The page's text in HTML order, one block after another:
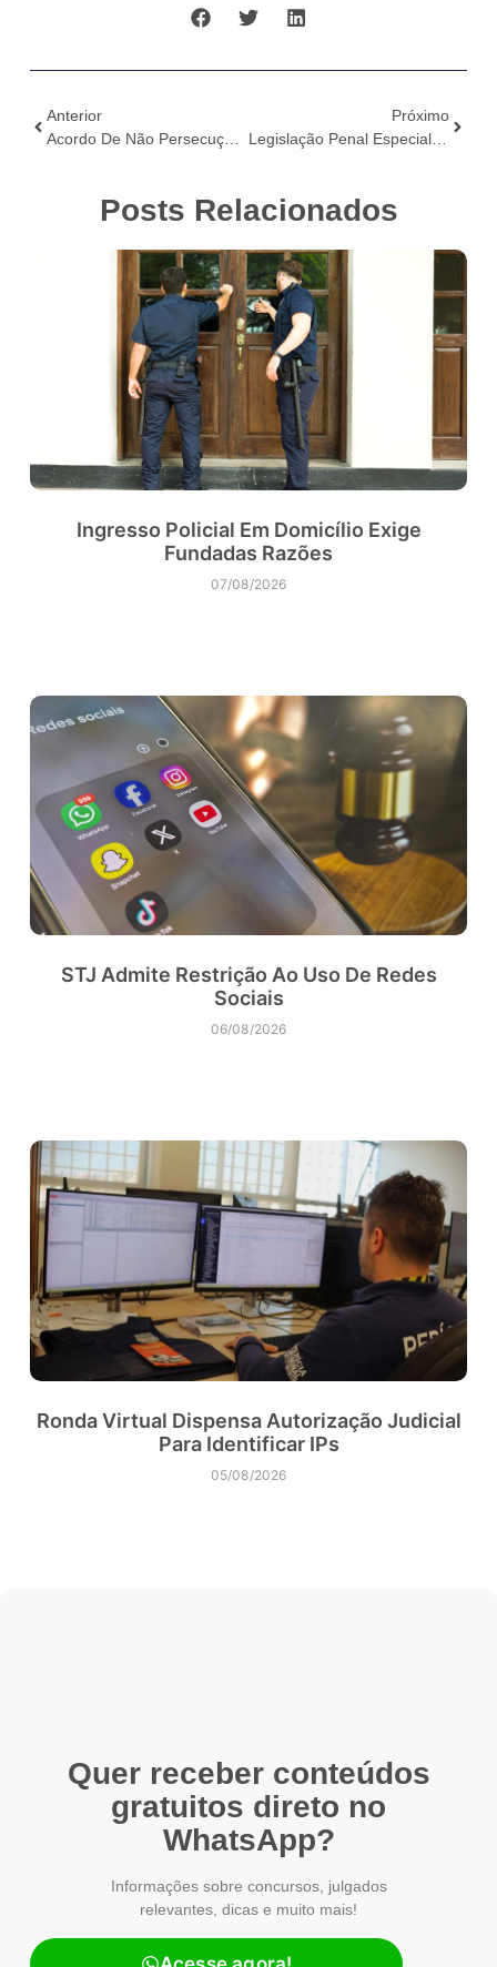
Anterior
Acordo De Não Persecução Penal: A Novidade Do Pacote Anticrime Interpretada Pelo STJ
Próximo
Legislação Penal Especial: FASES DA LAVAGEM DE CAPITAIS
Posts Relacionados
Ingresso Policial Em Domicílio Exige
Fundadas Razões
07/08/2026
STJ Admite Restrição Ao Uso De Redes
Sociais
06/08/2026
Ronda Virtual Dispensa Autorização Judicial
Para Identificar IPs
05/08/2026
Quer receber conteúdos
gratuitos direto no
WhatsApp?
Informações sobre concursos, julgados
relevantes, dicas e muito mais!